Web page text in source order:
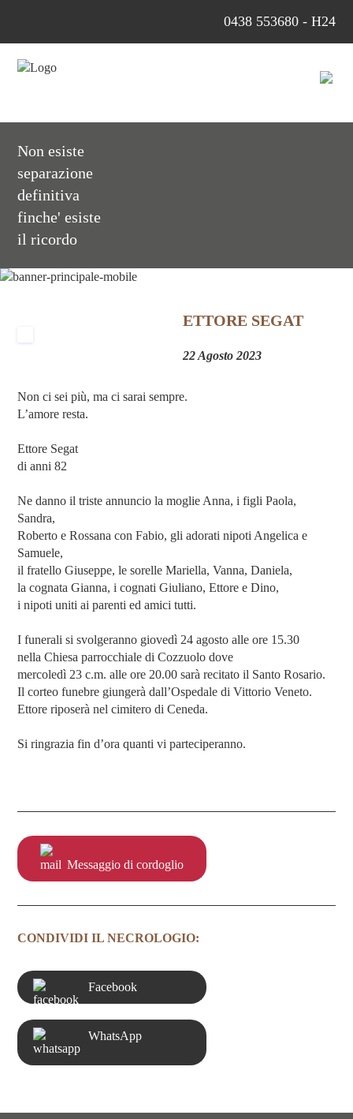
0438 553680 - H24
Non esiste
separazione
definitiva
finche' esiste
il ricordo
ETTORE SEGAT
22 Agosto 2023
Non ci sei più, ma ci sarai sempre.
L’amore resta.
Ettore Segat
di anni 82
Ne danno il triste annuncio la moglie Anna, i figli Paola,
Sandra,
Roberto e Rossana con Fabio, gli adorati nipoti Angelica e
Samuele,
il fratello Giuseppe, le sorelle Mariella, Vanna, Daniela,
la cognata Gianna, i cognati Giuliano, Ettore e Dino,
i nipoti uniti ai parenti ed amici tutti.
I funerali si svolgeranno giovedì 24 agosto alle ore 15.30
nella Chiesa parrocchiale di Cozzuolo dove
mercoledì 23 c.m. alle ore 20.00 sarà recitato il Santo Rosario.
Il corteo funebre giungerà dall’Ospedale di Vittorio Veneto.
Ettore riposerà nel cimitero di Ceneda.
Si ringrazia fin d’ora quanti vi parteciperanno.
Messaggio di cordoglio
CONDIVIDI IL NECROLOGIO:
Facebook
WhatsApp